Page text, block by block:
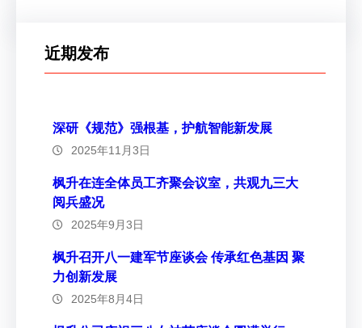
近期发布
深研《规范》强根基，护航智能新发展
2025年11月3日
枫升在连全体员工齐聚会议室，共观九三大
阅兵盛况
2025年9月3日
枫升召开八一建军节座谈会 传承红色基因 聚
力创新发展
2025年8月4日